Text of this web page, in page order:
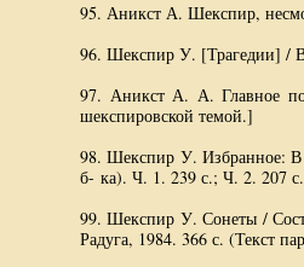
95. Аникст А. Шекспир,
96. Шекспир У. [Трагедии] /
97. АникстА. А. Главное
шекспировской темой.]
98. Шекспир У. Избранное:
б- ка). Ч. 1. 239 с.; Ч. 2. 207 с.
99. Шекспир У. Сонеты /
Радуга, 1984. 366 с. (Текст